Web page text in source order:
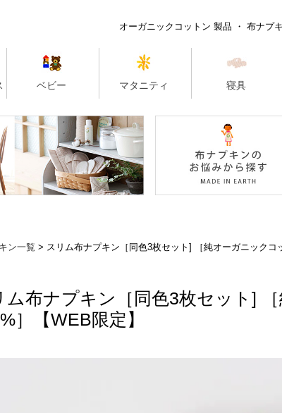
ン一覧 スリム布ナプキン［同色3枚セット] ［純オーガニックコ
ム布ナプキン［同色3枚セット]
］【WEB限定】